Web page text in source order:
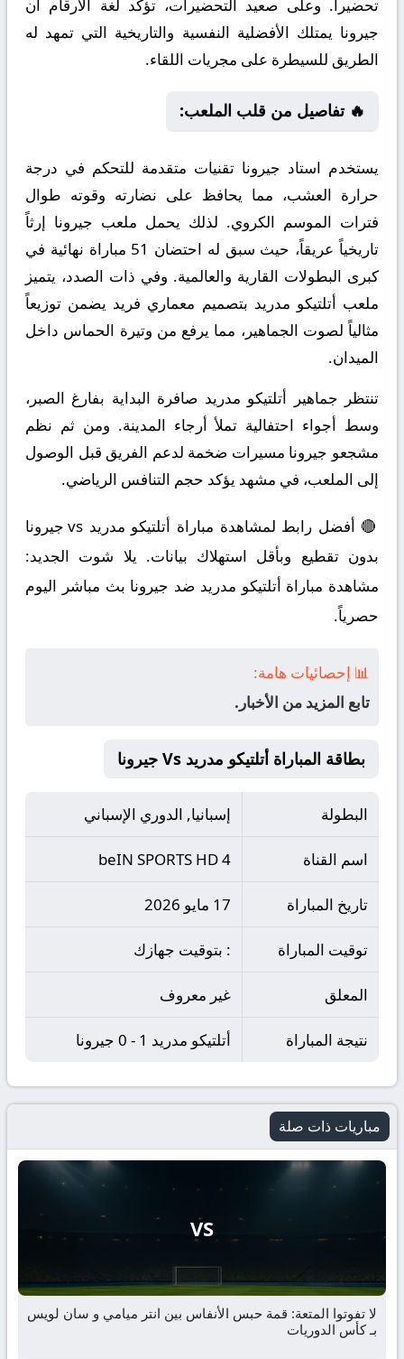
تحضيراً. وعلى صعيد التحضيرات، تؤكد لغة الأرقام أن
جيرونا يمتلك الأفضلية النفسية والتاريخية التي تمهد له
الطريق للسيطرة على مجريات اللقاء.
🔥 تفاصيل من قلب الملعب:
يستخدم استاد جيرونا تقنيات متقدمة للتحكم في درجة
حرارة العشب، مما يحافظ على نضارته وقوته طوال
فترات الموسم الكروي. لذلك يحمل ملعب جيرونا إرثاً
تاريخياً عريقاً، حيث سبق له احتضان 51 مباراة نهائية في
كبرى البطولات القارية والعالمية. وفي ذات الصدد، يتميز
ملعب أتلتيكو مدريد بتصميم معماري فريد يضمن توزيعاً
مثالياً لصوت الجماهير، مما يرفع من وتيرة الحماس داخل
الميدان.
تنتظر جماهير أتلتيكو مدريد صافرة البداية بفارغ الصبر،
وسط أجواء احتفالية تملأ أرجاء المدينة. ومن ثم نظم
مشجعو جيرونا مسيرات ضخمة لدعم الفريق قبل الوصول
إلى الملعب، في مشهد يؤكد حجم التنافس الرياضي.
🔴 أفضل رابط لمشاهدة مباراة أتلتيكو مدريد vs جيرونا
بدون تقطيع وبأقل استهلاك بيانات. يلا شوت الجديد:
مشاهدة مباراة أتلتيكو مدريد ضد جيرونا بث مباشر اليوم
حصرياً.
📊 إحصائيات هامة:
تابع المزيد من الأخبار.
بطاقة المباراة أتلتيكو مدريد Vs جيرونا
البطولة إسبانيا, الدوري الإسباني
اسم القناة beIN SPORTS HD 4
تاريخ المباراة 17 مايو 2026
توقيت المباراة : بتوقيت جهازك
المعلق غير معروف
نتيجة المباراة أتلتيكو مدريد 1 - 0 جيرونا
مباريات ذات صلة
VS
لا تفوتوا المتعة: قمة حبس الأنفاس بين انتر ميامي و سان لويس
بـ كأس الدوريات